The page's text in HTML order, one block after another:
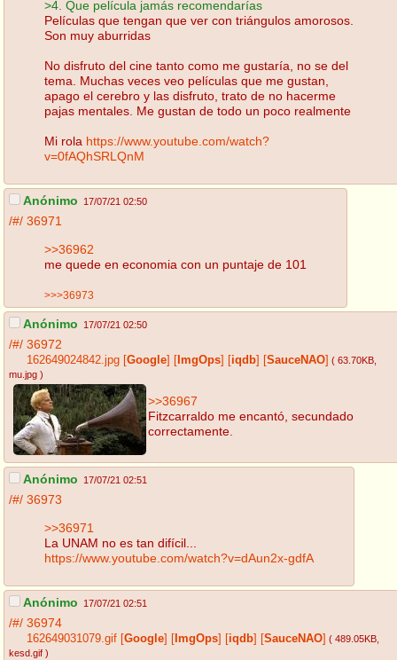
>4. Que película jamás recomendarías
Películas que tengan que ver con triángulos amorosos.
Son muy aburridas
No disfruto del cine tanto como me gustaría, no se del
tema. Muchas veces veo películas que me gustan,
apago el cerebro y las disfruto, trato de no hacerme
pajas mentales. Me gustan de todo un poco realmente
Mi rola https://www.youtube.com/watch?
v=0fAQhSRLQnM
Anónimo 17/07/21 02:50
/#/ 36971
>>36962
me quede en economia con un puntaje de 101
>>>36973
Anónimo 17/07/21 02:50
/#/ 36972
162649024842.jpg Google ImgOps iqdb SauceNAO ( 63.70KB
mu.jpg )
>>36967
Fitzcarraldo me encantó, secundado
correctamente.
Anónimo 17/07/21 02:51
/#/ 36973
>>36971
La UNAM no es tan difícil...
https://www.youtube.com/watch?v=dAun2x-gdfA
Anónimo 17/07/21 02:51
/#/ 36974
162649031079.gif Google ImgOps iqdb SauceNAO ( 489.05KB
kesd.gif )